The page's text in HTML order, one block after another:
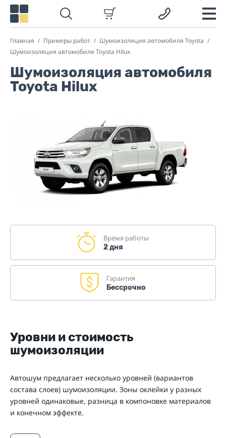
Главная Примеры работ
Шумоизоляция автомобиля Toyota
Шумоизоляция автомобиля Toyota Hilux
Шумоизоляция автомобиля
Toyota Hilux
Время работы
2 дня
Гарантия
Бессрочно
Уровни и стоимость
шумоизоляции
Автошум предлагает несколько уровней (вариантов
состава слоев) шумоизоляции. Зоны оклейки у разных
уровней одинаковые, разница в компоновке материалов
и конечном эффекте.